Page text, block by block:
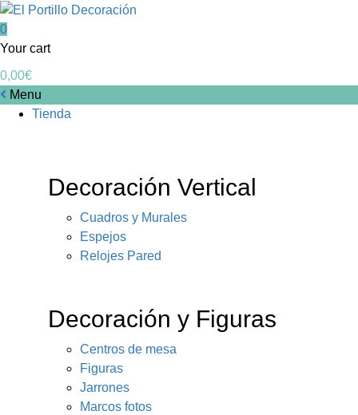
0
Your cart
0,00€
Menu
Tienda
Decoración Vertical
Cuadros y Murales
Espejos
Relojes Pared
Decoración y Figuras
Centros de mesa
Figuras
Jarrones
Marcos fotos